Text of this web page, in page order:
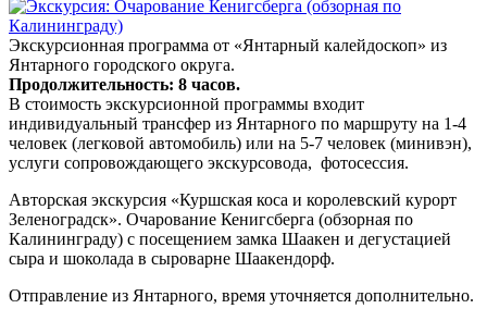
Экскурсионная программа от «Янтарный калейдоскоп» из
Янтарного городского округа.
Продолжительность: 8 часов.
В стоимость экскурсионной программы входит
индивидуальный трансфер из Янтарного по маршруту на 1-4
человек (легковой автомобиль) или на 5-7 человек (минивэн),
услуги сопровождающего экскурсовода, фотосессия.
Авторская экскурсия «Куршская коса и королевский курорт
Зеленоградск». Очарование Кенигсберга (обзорная по
Калининграду) с посещением замка Шаакен и дегустацией
сыра и шоколада в сыроварне Шаакендорф.
Отправление из Янтарного, время уточняется дополнительно.